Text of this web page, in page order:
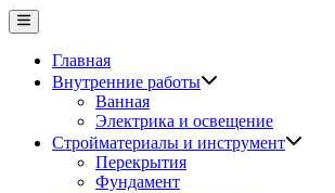
Главное
меню
Главная
Внутренние работы
Ванная
Электрика и освещение
Стройматериалы и инструмент
Перекрытия
Фундамент